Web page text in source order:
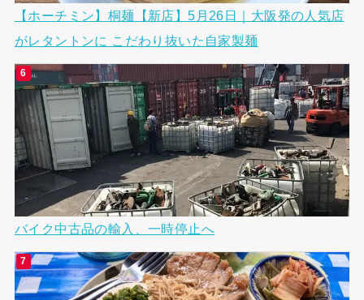
【ホーチミン】桐麺【新店】5月26日｜大阪発の人気店
がレタントンに こだわり抜いた自家製麺
バイク中古品の輸入、一時停止へ